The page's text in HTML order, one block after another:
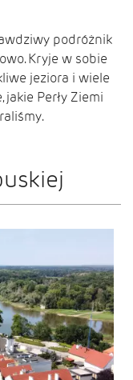
podróżnik
Kryje w sobie
jeziora i wiele
Perły Ziemi